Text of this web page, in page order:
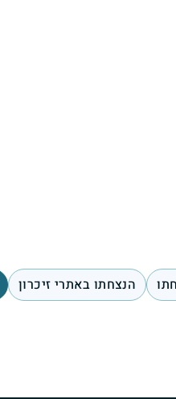
הנצחתו באתרי זיכרון